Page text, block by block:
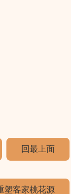
回最上面
塑客家桃花源